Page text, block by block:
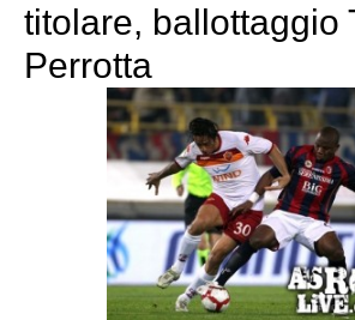
titolare, ballottaggio
Perrotta